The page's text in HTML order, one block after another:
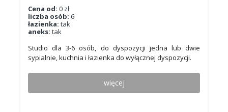
Cena od: 0 zł
liczba osób: 6
łazienka: tak
aneks: tak
Studio dla 3-6 osób, do dyspozycji jedna lub dwie
sypialnie, kuchnia i łazienka do wyłącznej dyspozycji.
więcej